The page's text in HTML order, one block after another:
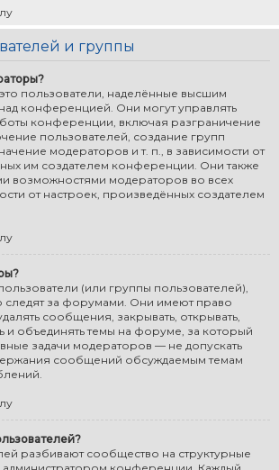
и группы
пользователи, наделённые высшим
конференцией. Они могут управлять
конференции, включая разграничение
пользователей, создание групп
модераторов и т. п., в зависимости от
им создателем конференции. Они также
возможностями модераторов во всех
от настроек, произведённых создателем
(или группы пользователей),
следят за форумами. Они имеют право
сообщения, закрывать, открывать,
и объединять темы на форуме, за который
задачи модераторов — не допускать
сообщений обсуждаемым темам
разбивают сообщество на структурные